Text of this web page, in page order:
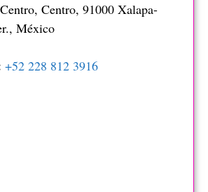
Centro, 91000 Xalapa-
México
+52 228 812 3916